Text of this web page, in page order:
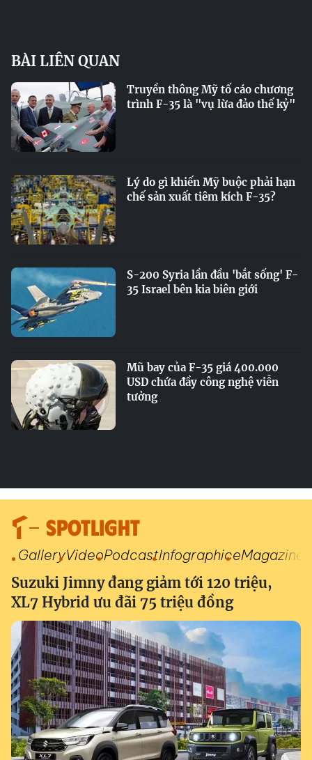
BÀI LIÊN QUAN
Truyền thông Mỹ tố cáo chương
trình F-35 là "vụ lừa đảo thế kỷ"
Lý do gì khiến Mỹ buộc phải hạn
chế sản xuất tiêm kích F-35?
S-200 Syria lần đầu 'bắt sống' F-
35 Israel bên kia biên giới
Mũ bay của F-35 giá 400.000
USD chứa đầy công nghệ viễn
tưởng
SPOTLIGHT
GalleryVideoPodcastInfographiceMagazine
Suzuki Jimny đang giảm tới 120 triệu,
XL7 Hybrid ưu đãi 75 triệu đồng